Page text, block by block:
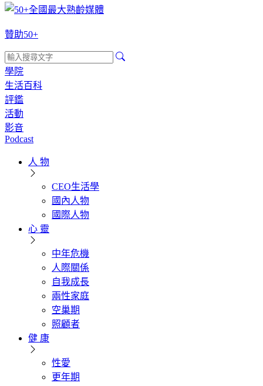
贊助50+
學院
生活百科
評鑑
活動
影音
Podcast
人 物
CEO生活學
國內人物
國際人物
心 靈
中年危機
人際關係
自我成長
兩性家庭
空巢期
照顧者
健 康
性愛
更年期